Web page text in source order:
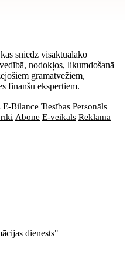
sniedz visaktuālāko
nodokļos, likumdošanā
grāmatvežiem,
finanšu ekspertiem.
E-Bilance Tiesības Personāls
Abonē E-veikals Reklāma
dienests"